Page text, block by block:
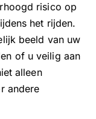
risico op
het rijden.
beeld van uw
of u veilig aan
alleen
andere